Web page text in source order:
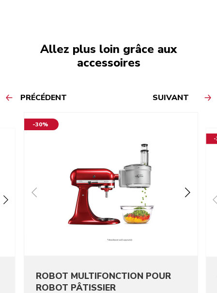
Allez plus loin grâce aux
accessoires
PRÉCÉDENT SUIVANT
-30%
ROBOT MULTIFONCTION POUR
ROBOT PÂTISSIER
-